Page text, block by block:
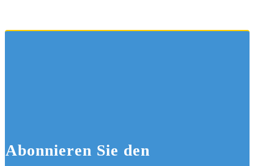
Abonnieren Sie den